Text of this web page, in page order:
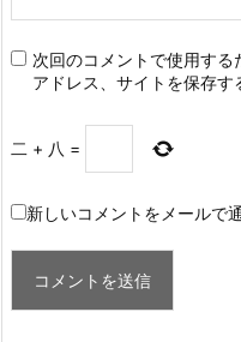
次回のコメントで使用す
アドレス、サイトを保存す
二 + 八 =
新しいコメントをメールで